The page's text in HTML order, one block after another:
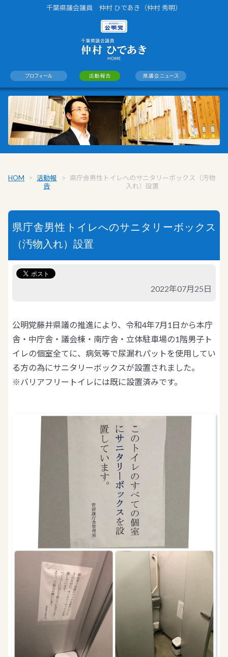
千葉県議会議員 仲村 ひであき（仲村 秀明）
HOME > 活動報
告
>
県庁舎男性トイレへのサニタリーボックス（汚物
入れ）設置
県庁舎男性トイレへのサニタリーボックス
（汚物入れ）設置
2022年07月25日
公明党藤井県議の推進により、令和4年7月1日から本庁
舎・中庁舎・議会棟・南庁舎・立体駐車場の1階男子ト
イレの個室全てに、病気等で尿漏れパットを使用してい
る方の為にサニタリーボックスが設置されました。
※バリアフリートイレには既に設置済みです。